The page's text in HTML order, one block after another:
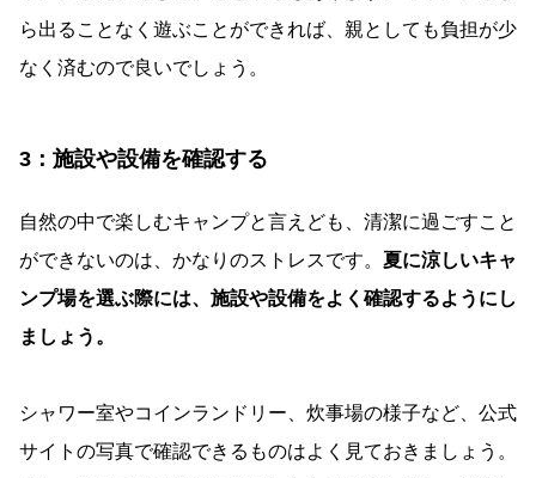
ら出ることなく遊ぶことができれば、親としても負担が少
なく済むので良いでしょう。
3：施設や設備を確認する
自然の中で楽しむキャンプと言えども、清潔に過ごすこと
ができないのは、かなりのストレスです。 夏に涼しいキャ
ンプ場を選ぶ際には、施設や設備をよく確認するようにし
ましょう。
シャワー室やコインランドリー、炊事場の様子など、公式
サイトの写真で確認できるものはよく見ておきましょう。